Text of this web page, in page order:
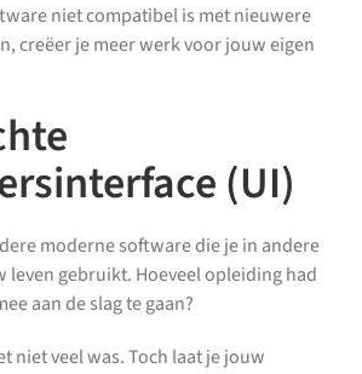
niet compatibel is met nieuwere
creëer je meer werk voor jouw eigen
(UI)
moderne software die je in andere
leven gebruikt. Hoeveel opleiding had
aan de slag te gaan?
niet veel was. Toch laat je jouw